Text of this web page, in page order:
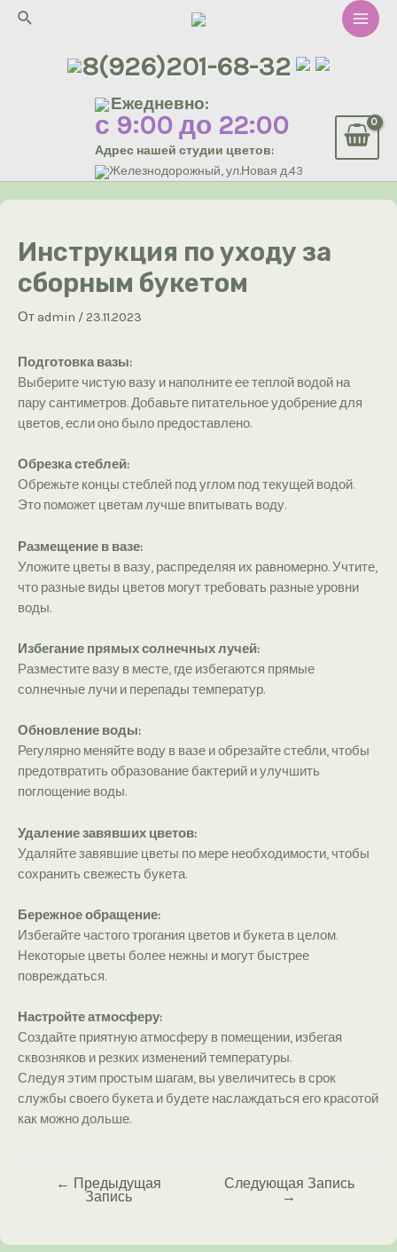
Перейти
Поиск
Main
8(926)201-68-32
Ежедневно:
с 9:00 до 22:00
Адрес нашей студии цветов:
Железнодорожный, ул.Новая д.43
Инструкция по уходу за
сборным букетом
От admin /23.11.2023
Подготовка вазы:
Выберите чистую вазу и наполните ее теплой водой на
пару сантиметров. Добавьте питательное удобрение для
цветов, если оно было предоставлено.
Обрезка стеблей:
Обрежьте концы стеблей под углом под текущей водой.
Это поможет цветам лучше впитывать воду.
Размещение в вазе:
Уложите цветы в вазу, распределяя их равномерно. Учтите,
что разные виды цветов могут требовать разные уровни
воды.
Избегание прямых солнечных лучей:
Разместите вазу в месте, где избегаются прямые
солнечные лучи и перепады температур.
Обновление воды:
Регулярно меняйте воду в вазе и обрезайте стебли, чтобы
предотвратить образование бактерий и улучшить
поглощение воды.
Удаление завявших цветов:
Удаляйте завявшие цветы по мере необходимости, чтобы
сохранить свежесть букета.
Бережное обращение:
Избегайте частого трогания цветов и букета в целом.
Некоторые цветы более нежны и могут быстрее
повреждаться.
Настройте атмосферу:
Создайте приятную атмосферу в помещении, избегая
сквозняков и резких изменений температуры.
Следуя этим простым шагам, вы увеличитесь в срок
службы своего букета и будете наслаждаться его красотой
как можно дольше.
Навигация
← Предыдущая
Запись
Следующая Запись
→